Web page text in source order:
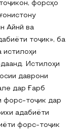
форсҳо
Айнӣ ва
тоҷик», ба
истилоҳи
Истилоҳи
даврони
дар Ғарб
форс-тоҷик дар
адабиёти
форс-тоҷик